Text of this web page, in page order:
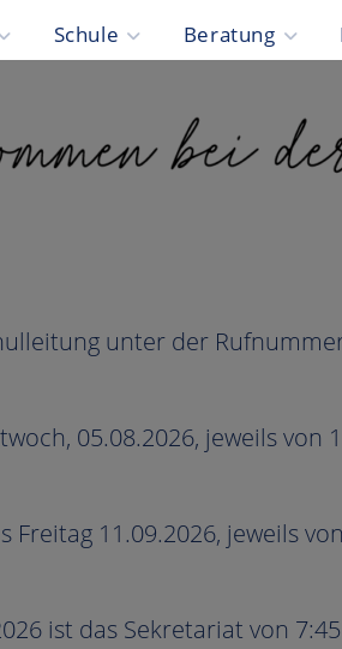
Schule Beratung
unter der
05.08.2026, jeweils von
Freitag 11.09.2026, jeweils
ist das Sekretariat von